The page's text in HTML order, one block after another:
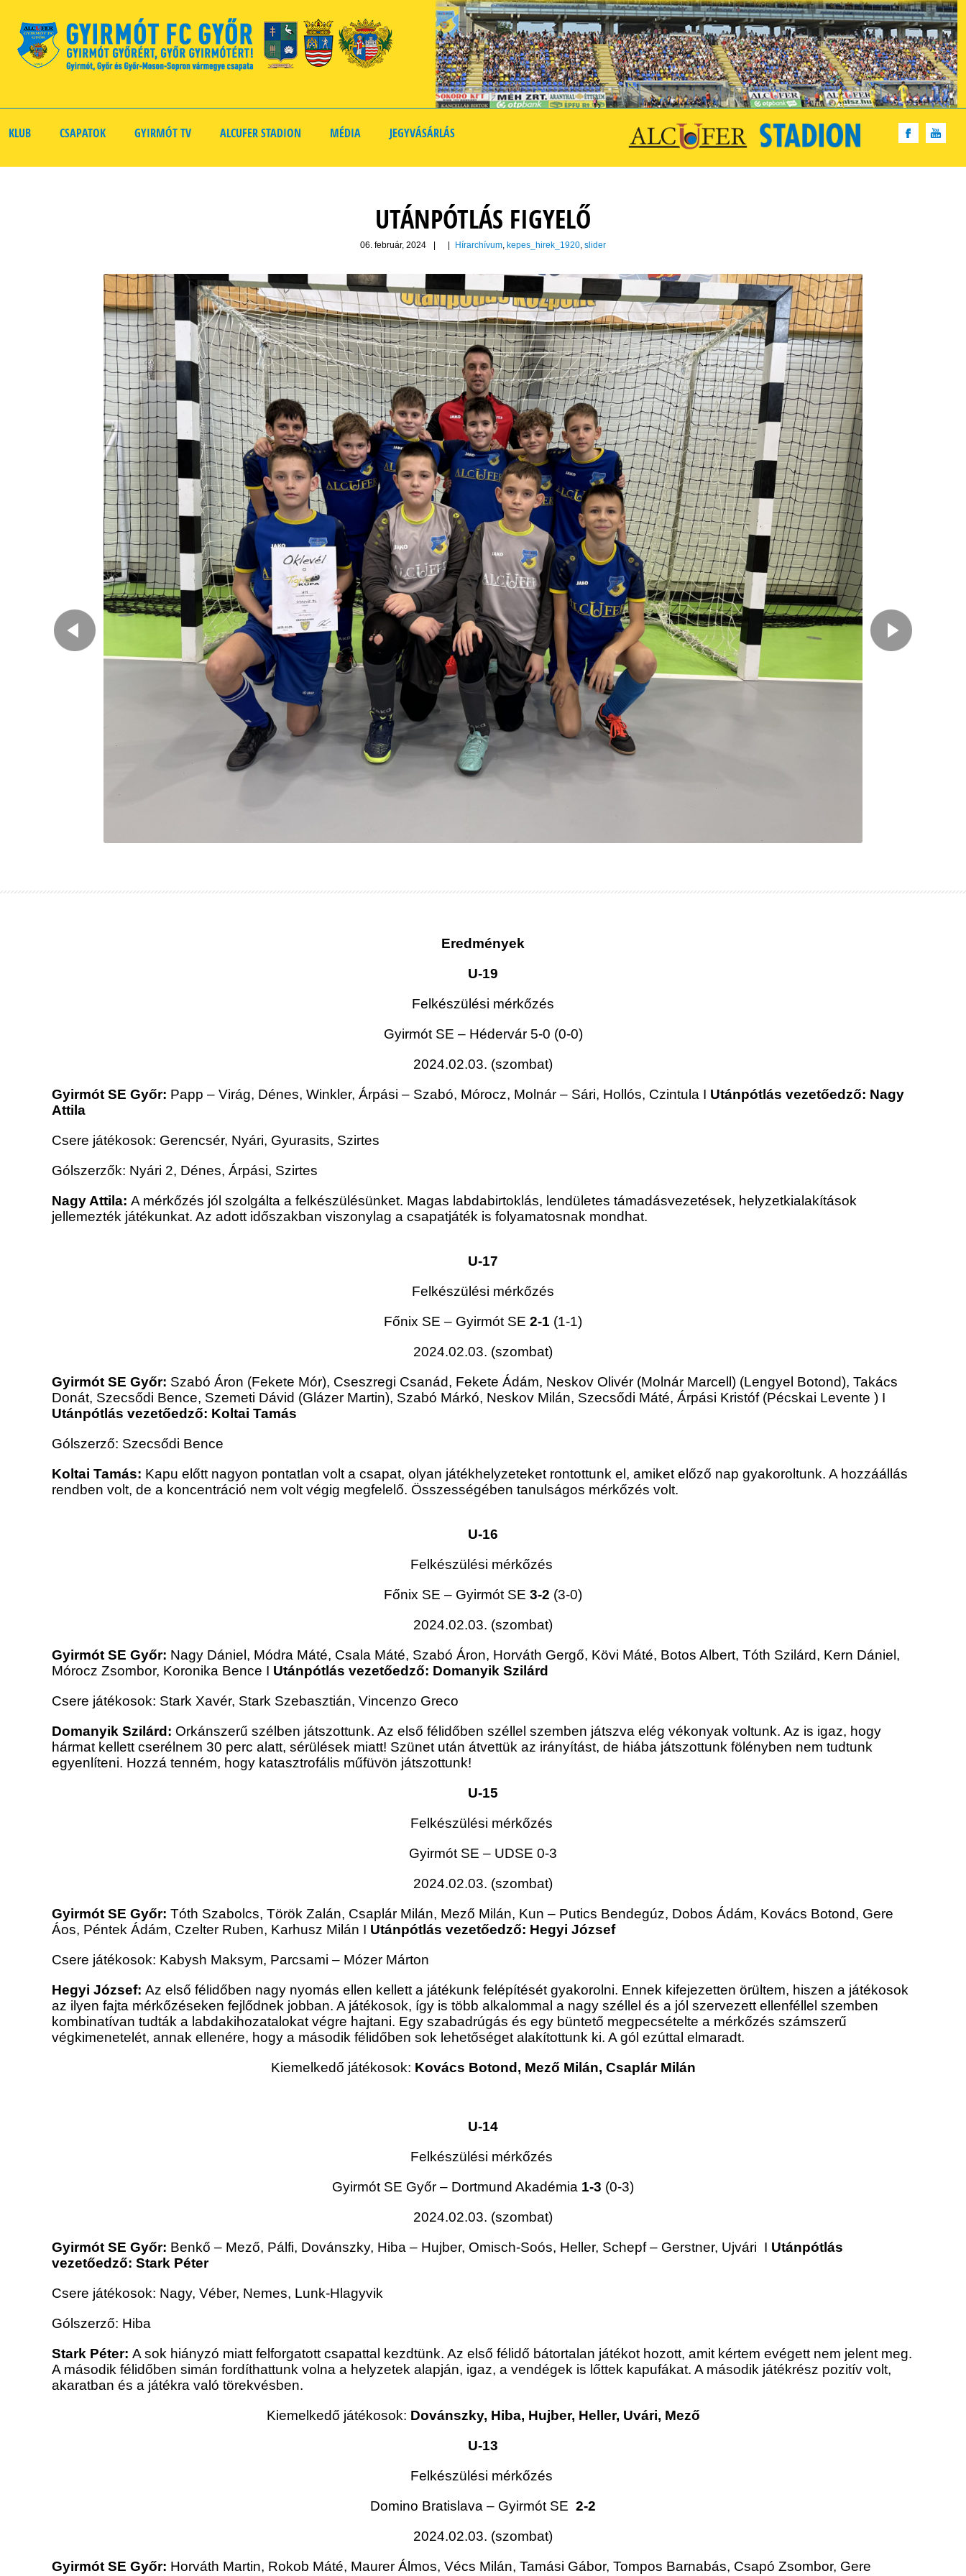
KLUB CSAPATOK GYIRMÓT TV ALCUFER STADION MÉDIA JEGYVÁSÁRLÁS
UTÁNPÓTLÁS FIGYELŐ
06. február, 2024 Hírarchívum, kepes_hirek_1920, slider
Eredmények
U-19
Felkészülési mérkőzés
Gyirmót SE – Hédervár5-0 (0-0)
2024.02.03. (szombat)
Gyirmót SE Győr: Papp – Virág, Dénes, Winkler, Árpási – Szabó, Mórocz, Molnár – Sári, Hollós, Czintula I Utánpótlás vezetőedző: Nagy
Attila
Csere játékosok: Gerencsér, Nyári, Gyurasits, Szirtes
Gólszerzők: Nyári 2, Dénes, Árpási, Szirtes
Nagy Attila: A mérkőzés jól szolgálta a felkészülésünket. Magas labdabirtoklás, lendületes támadásvezetések, helyzetkialakítások
jellemezték játékunkat. Az adott időszakban viszonylag a csapatjáték is folyamatosnak mondhat.
U-17
Felkészülési mérkőzés
Főnix SE – Gyirmót SE 2-1 (1-1)
2024.02.03. (szombat)
Gyirmót SE Győr: Szabó Áron (Fekete Mór), Cseszregi Csanád, Fekete Ádám, Neskov Olivér (Molnár Marcell) (Lengyel Botond), Takács
Donát, Szecsődi Bence, Szemeti Dávid (Glázer Martin), Szabó Márkó, Neskov Milán, Szecsődi Máté, Árpási Kristóf (Pécskai Levente ) I
Utánpótlás vezetőedző: Koltai Tamás
Gólszerző: Szecsődi Bence
Koltai Tamás: Kapu előtt nagyon pontatlan volt a csapat, olyan játékhelyzeteket rontottunk el, amiket előző nap gyakoroltunk. A hozzáállás
rendben volt, de a koncentráció nem volt végig megfelelő. Összességében tanulságos mérkőzés volt.
U-16
Felkészülési mérkőzés
Főnix SE – Gyirmót SE 3-2 (3-0)
2024.02.03. (szombat)
Gyirmót SE Győr: Nagy Dániel, Módra Máté, Csala Máté, Szabó Áron, Horváth Gergő, Kövi Máté, Botos Albert, Tóth Szilárd, Kern Dániel,
Mórocz Zsombor, Koronika Bence I Utánpótlás vezetőedző: Domanyik Szilárd
Csere játékosok: Stark Xavér, Stark Szebasztián, Vincenzo Greco
Domanyik Szilárd: Orkánszerű szélben játszottunk. Az első félidőben széllel szemben játszva elég vékonyak voltunk. Az is igaz, hogy
hármat kellett cserélnem 30 perc alatt, sérülések miatt! Szünet után átvettük az irányítást, de hiába játszottunk fölényben nem tudtunk
egyenlíteni. Hozzá tenném, hogy katasztrofális műfüvön játszottunk!
U-15
Felkészülési mérkőzés
Gyirmót SE – UDSE 0-3
2024.02.03. (szombat)
Gyirmót SE Győr: Tóth Szabolcs, Török Zalán, Csaplár Milán, Mező Milán, Kun – Putics Bendegúz, Dobos Ádám, Kovács Botond, Gere
Áos, Péntek Ádám, Czelter Ruben, Karhusz Milán I Utánpótlás vezetőedző: Hegyi József
Csere játékosok: Kabysh Maksym, Parcsami – Mózer Márton
Hegyi József: Az első félidőben nagy nyomás ellen kellett a játékunk felépítését gyakorolni. Ennek kifejezetten örültem, hiszen a játékosok
az ilyen fajta mérkőzéseken fejlődnek jobban. A játékosok, így is több alkalommal a nagy széllel és a jól szervezett ellenféllel szemben
kombinatívan tudták a labdakihozatalokat végre hajtani. Egy szabadrúgás és egy büntető megpecsételte a mérkőzés számszerű
végkimenetelét, annak ellenére, hogy a második félidőben sok lehetőséget alakítottunk ki. A gól ezúttal elmaradt.
Kiemelkedő játékosok: Kovács Botond, Mező Milán, Csaplár Milán
U-14
Felkészülési mérkőzés
Gyirmót SE Győr – Dortmund Akadémia 1-3 (0-3)
2024.02.03. (szombat)
Gyirmót SE Győr: Benkő – Mező, Pálfi, Dovánszky, Hiba – Hujber, Omisch-Soós, Heller, Schepf – Gerstner, Ujvári I Utánpótlás
vezetőedző: Stark Péter
Csere játékosok: Nagy, Véber, Nemes, Lunk-Hlagyvik
Gólszerző: Hiba
Stark Péter: A sok hiányzó miatt felforgatott csapattal kezdtünk. Az első félidő bátortalan játékot hozott, amit kértem evégett nem jelent meg.
A második félidőben simán fordíthattunk volna a helyzetek alapján, igaz, a vendégek is lőttek kapufákat. A második játékrész pozitív volt,
akaratban és a játékra való törekvésben.
Kiemelkedő játékosok: Dovánszky, Hiba, Hujber, Heller, Uvári, Mező
U-13
Felkészülési mérkőzés
Domino Bratislava – Gyirmót SE 2-2
2024.02.03. (szombat)
Gyirmót SE Győr: Horváth Martin, Rokob Máté, Maurer Álmos, Vécs Milán, Tamási Gábor, Tompos Barnabás, Csapó Zsombor, Gere